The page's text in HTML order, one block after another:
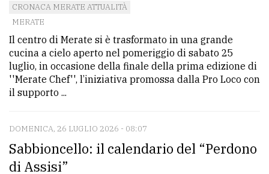
CRONACA MERATE ATTUALITÀ
MERATE
Il centro di Merate si è trasformato in una grande
cucina a cielo aperto nel pomeriggio di sabato 25
luglio, in occasione della finale della prima edizione di
''Merate Chef'', l’iniziativa promossa dalla Pro Loco con
il supporto ...
DOMENICA, 26 LUGLIO 2026 - 08:07
Sabbioncello: il calendario del “Perdono
di Assisi”